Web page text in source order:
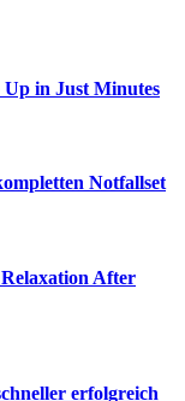
Up in Just Minutes
Notfallset
After
erfolgreich